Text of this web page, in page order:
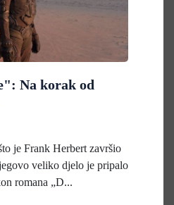
Na korak od
je Frank Herbert završio
veliko djelo je pripalo
romana „D...